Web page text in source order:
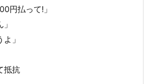
円払って!」
」
抵抗